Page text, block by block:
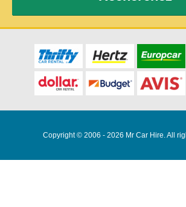
Copyright © 2006 - 2026 Mr Car Hire. All